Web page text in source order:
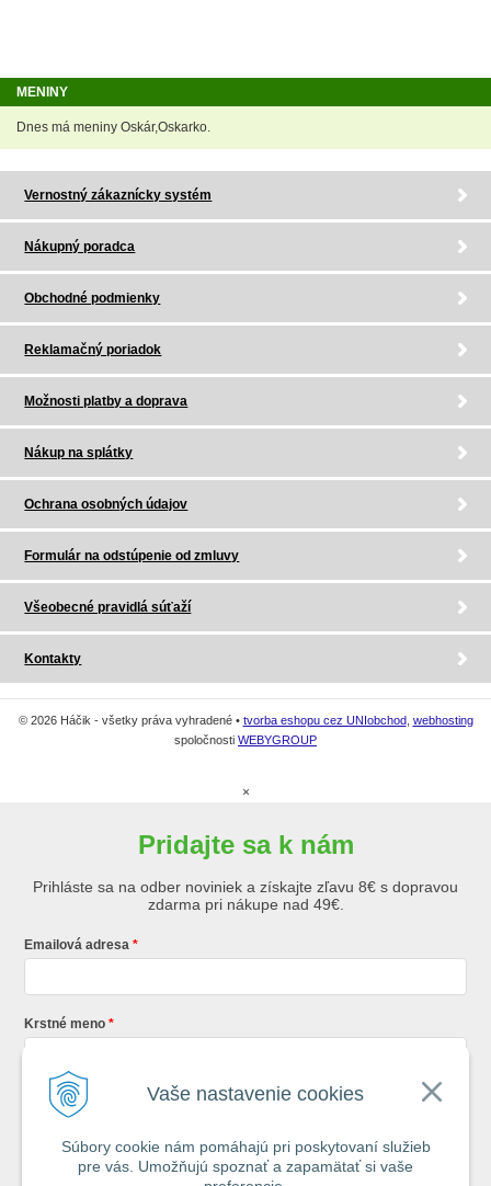
Vaše nastavenie cookies
Súbory cookie nám pomáhajú pri poskytovaní služieb
pre vás. Umožňujú spoznať a zapamätať si vaše
MENINY
Dnes má meniny Oskár,Oskarko.
Vernostný zákaznícky systém
Nákupný poradca
Obchodné podmienky
Reklamačný poriadok
Možnosti platby a doprava
Nákup na splátky
Ochrana osobných údajov
Formulár na odstúpenie od zmluvy
Všeobecné pravidlá súťaží
Kontakty
© 2026 Háčik - všetky práva vyhradené • tvorba eshopu cez UNIobchod, webhosting
spoločnosti WEBYGROUP
×
Pridajte sa k nám
Prihláste sa na odber noviniek a získajte zľavu 8€ s dopravou
zdarma pri nákupe nad 49€.
Emailová adresa
Krstné meno
Registráciou súhlasíte so